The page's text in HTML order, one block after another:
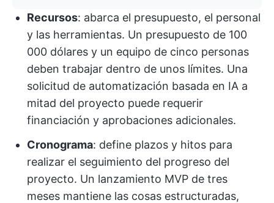
Recursos: abarca el presupuesto, el personal
y las herramientas. Un presupuesto de 100
000 dólares y un equipo de cinco personas
deben trabajar dentro de unos límites. Una
solicitud de automatización basada en IA a
mitad del proyecto puede requerir
financiación y aprobaciones adicionales.
Cronograma: define plazos y hitos para
realizar el seguimiento del progreso del
proyecto. Un lanzamiento MVP de tres
meses mantiene las cosas estructuradas,